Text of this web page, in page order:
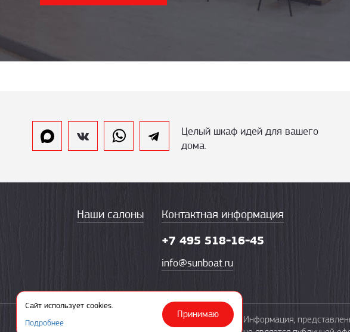
Целый шкаф идей для вашего
дома.
Наши салоны Контактная информация
+7 495 518-16-45
info@sunboat.ru
© 2003—2026 «Солнечная ладья»
Информация,
Сайт использует cookies.
Подробнее
Принимаю